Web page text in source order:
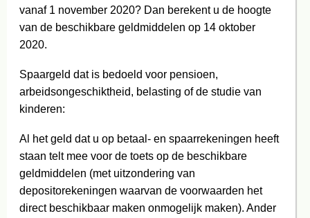
vanaf 1 november 2020? Dan berekent u de hoogte
van de beschikbare geldmiddelen op 14 oktober
2020.
Spaargeld dat is bedoeld voor pensioen,
arbeidsongeschiktheid, belasting of de studie van
kinderen:
Al het geld dat u op betaal- en spaarrekeningen heeft
staan telt mee voor de toets op de beschikbare
geldmiddelen (met uitzondering van
depositorekeningen waarvan de voorwaarden het
direct beschikbaar maken onmogelijk maken). Ander